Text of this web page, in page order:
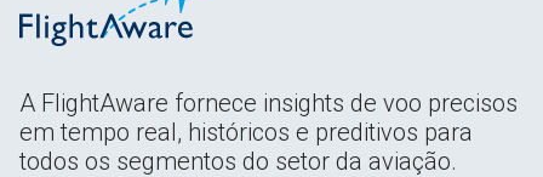
A FlightAware fornece insights de voo precisos
em tempo real, históricos e preditivos para
todos os segmentos do setor da aviação.